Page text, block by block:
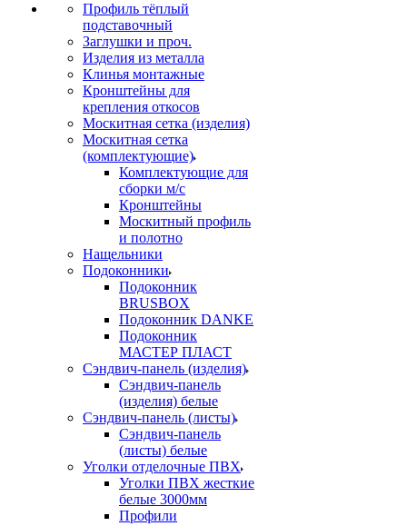
Профиль тёплый
подставочный
Заглушки и проч.
Изделия из металла
Клинья монтажные
Кронштейны для
крепления откосов
Москитная сетка (изделия)
Москитная сетка
(комплектующие)
Комплектующие для
сборки м/с
Кронштейны
Москитный профиль
и полотно
Нащельники
Подоконники
Подоконник
BRUSBOX
Подоконник DANKE
Подоконник
МАСТЕР ПЛАСТ
Сэндвич-панель (изделия)
Сэндвич-панель
(изделия) белые
Сэндвич-панель (листы)
Сэндвич-панель
(листы) белые
Уголки отделочные ПВХ
Уголки ПВХ жесткие
белые 3000мм
Профили